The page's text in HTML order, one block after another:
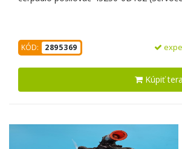
KÓD: 2895369
Kúpiť